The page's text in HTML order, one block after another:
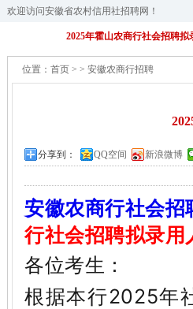
欢迎访问安徽省农村信用社招聘网！
2025年霍山农商行社会招聘拟
位置： 首页 > > 安徽农商行招聘
分享到： QQ空间 新浪微博
安徽农商行社会招
行社会招聘拟录用
各位考生：
根据本行2025年